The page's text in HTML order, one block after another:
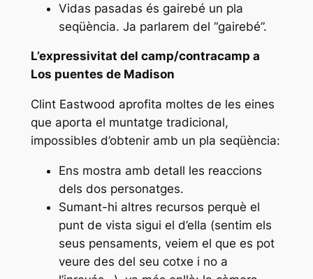
Vidas pasadas és gairebé un pla
seqüència. Ja parlarem del “gairebé”.
L’expressivitat del camp/contracamp a
Los puentes de Madison
Clint Eastwood aprofita moltes de les eines
que aporta el muntatge tradicional,
impossibles d’obtenir amb un pla seqüència:
Ens mostra amb detall les reaccions
dels dos personatges.
Sumant-hi altres recursos perquè el
punt de vista sigui el d’ella (sentim els
seus pensaments, veiem el que es pot
veure des del seu cotxe i no a